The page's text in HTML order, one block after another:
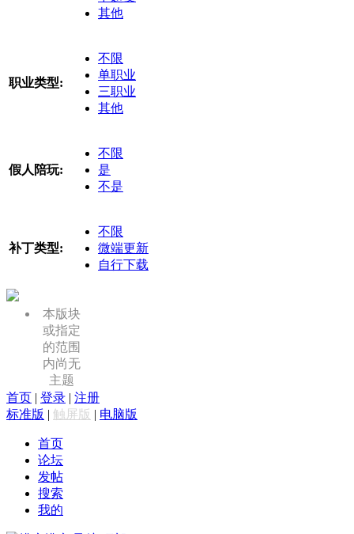
其他
职业类型:
不限
单职业
三职业
其他
假人陪玩:
不限
是
不是
补丁类型:
不限
微端更新
自行下载
本版块
或指定
的范围
内尚无
主题
首页 | 登录 | 注册
标准版 | 触屏版 | 电脑版
首页
论坛
发帖
搜索
我的